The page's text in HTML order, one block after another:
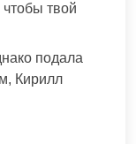
твой
подала
Кирилл